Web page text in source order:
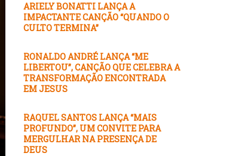
ARIELY BONATTI LANÇA A
IMPACTANTE CANÇÃO “QUANDO O
CULTO TERMINA”
RONALDO ANDRÉ LANÇA “ME
LIBERTOU”, CANÇÃO QUE CELEBRA A
TRANSFORMAÇÃO ENCONTRADA
EM JESUS
RAQUEL SANTOS LANÇA “MAIS
PROFUNDO”, UM CONVITE PARA
MERGULHAR NA PRESENÇA DE
DEUS